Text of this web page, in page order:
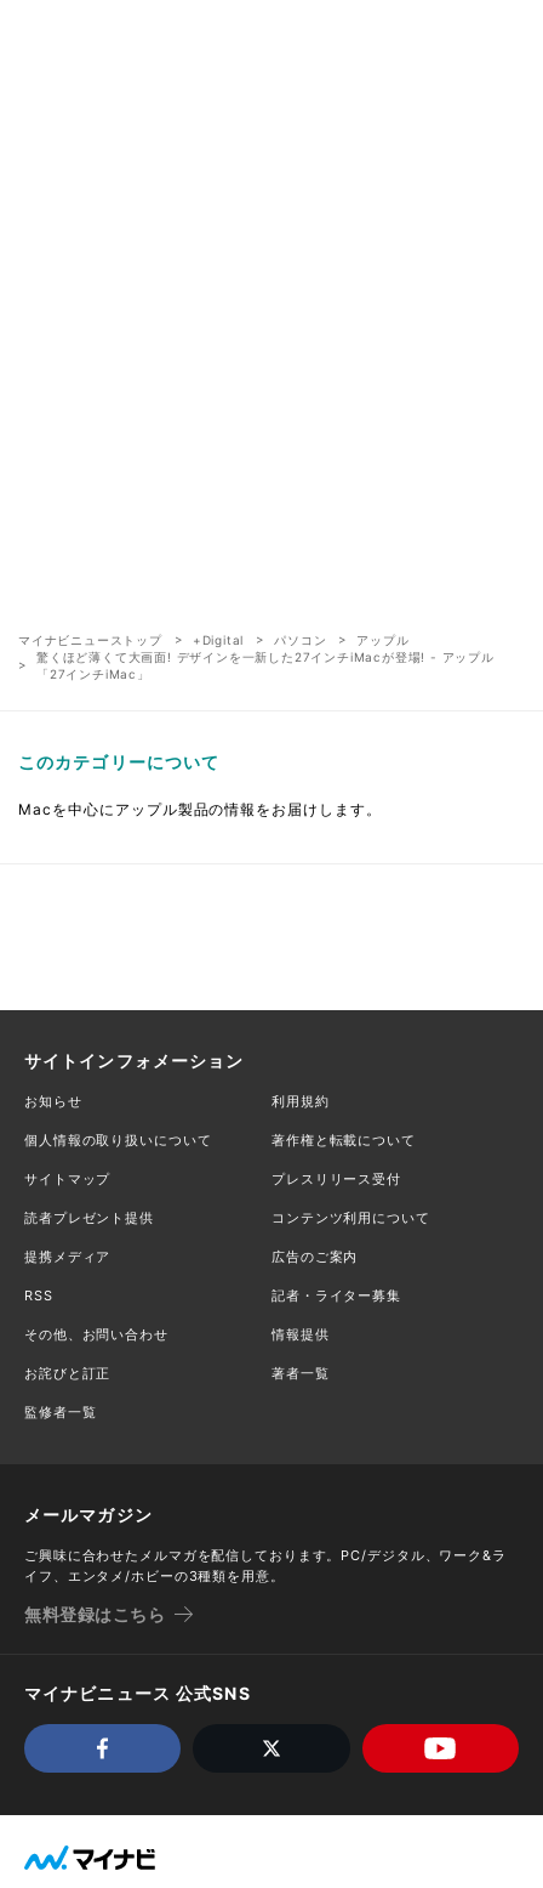
マイナビニューストップ +Digital パソコン
アップル
驚くほど薄くて大画面! デザインを一新した27インチiMacが登場! - アップル
「27インチiMac」
このカテゴリーについて
Macを中心にアップル製品の情報をお届けします。
サイトインフォメーション
お知らせ 利用規約
個人情報の取り扱いについて 著作権と転載について
サイトマップ プレスリリース受付
読者プレゼント提供 コンテンツ利用について
提携メディア 広告のご案内
RSS 記者・ライター募集
その他、お問い合わせ 情報提供
お詫びと訂正 著者一覧
監修者一覧
メールマガジン
ご興味に合わせたメルマガを配信しております。PC/デジタル、ワーク&ラ
イフ、エンタメ/ホビーの3種類を用意。
無料登録はこちら
マイナビニュース 公式SNS